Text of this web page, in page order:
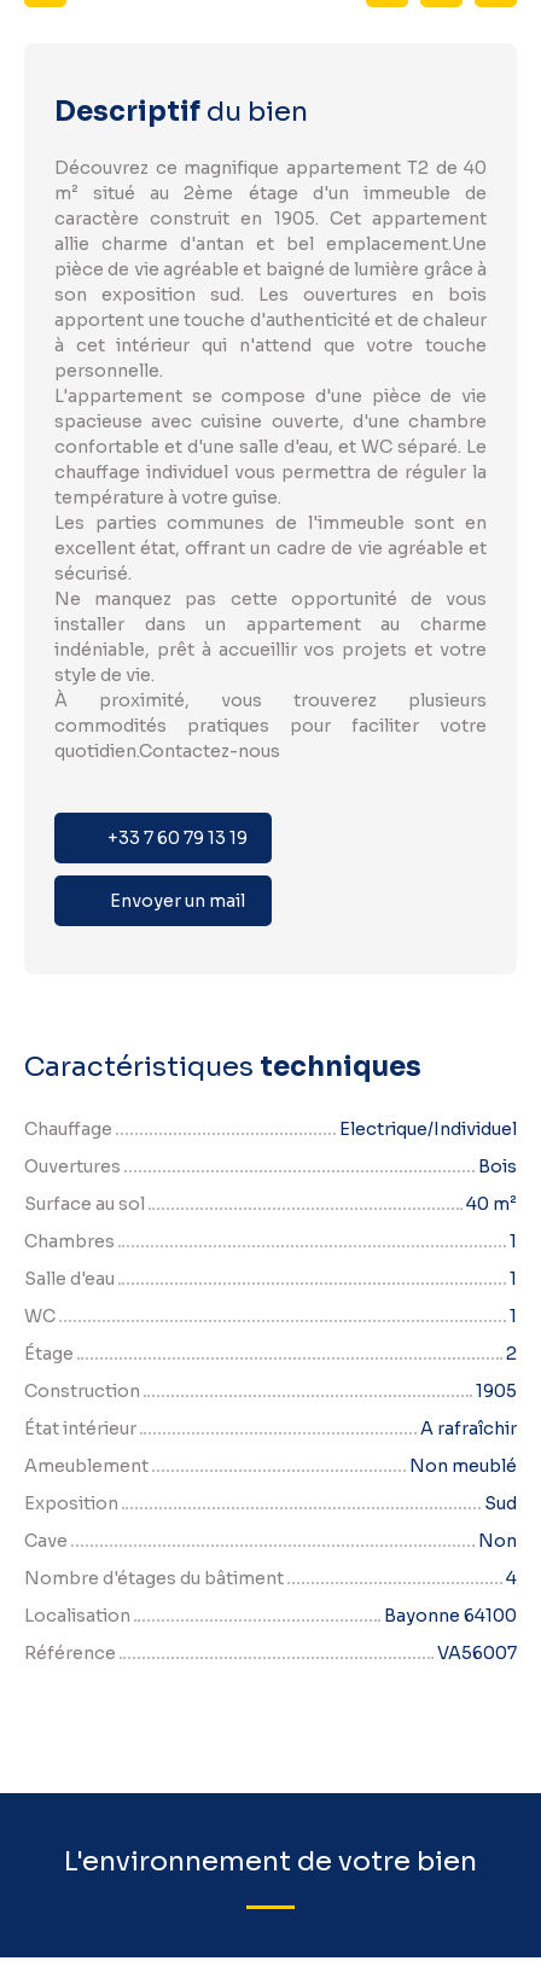
Descriptif du bien
Découvrez ce magnifique appartement T2 de 40
m² situé au 2ème étage d'un immeuble de
caractère construit en 1905. Cet appartement
allie charme d'antan et bel emplacement.Une
pièce de vie agréable et baigné de lumière grâce à
son exposition sud. Les ouvertures en bois
apportent une touche d'authenticité et de chaleur
à cet intérieur qui n'attend que votre touche
personnelle.
L'appartement se compose d'une pièce de vie
spacieuse avec cuisine ouverte, d'une chambre
confortable et d'une salle d'eau, et WC séparé. Le
chauffage individuel vous permettra de réguler la
température à votre guise.
Les parties communes de l'immeuble sont en
excellent état, offrant un cadre de vie agréable et
sécurisé.
Ne manquez pas cette opportunité de vous
installer dans un appartement au charme
indéniable, prêt à accueillir vos projets et votre
style de vie.
À proximité, vous trouverez plusieurs
commodités pratiques pour faciliter votre
quotidien.Contactez-nous
+33 7 60 79 13 19
Envoyer un mail
Caractéristiques techniques
Chauffage
Electrique/Individuel
Ouvertures
Bois
Surface au sol
40 m²
Chambres
1
Salle d'eau
1
WC
1
Étage
2
Construction
1905
État intérieur
A rafraîchir
Ameublement
Non meublé
Exposition
Sud
Cave
Non
Nombre d'étages du bâtiment
4
Localisation
Bayonne 64100
Référence
VA56007
L'environnement de votre bien